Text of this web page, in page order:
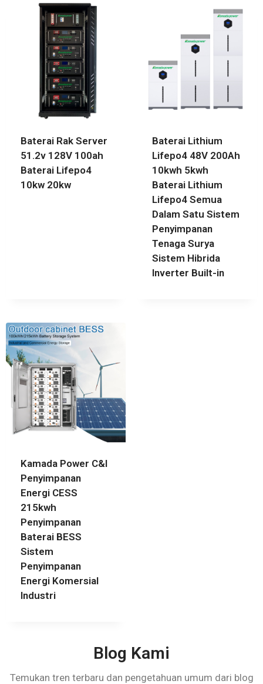
Baterai Rak Server
51.2v 128V 100ah
Baterai Lifepo4
10kw 20kw
Baterai Lithium
Lifepo4 48V 200Ah
10kwh 5kwh
Baterai Lithium
Lifepo4 Semua
Dalam Satu Sistem
Penyimpanan
Tenaga Surya
Sistem Hibrida
Inverter Built-in
Kamada Power C&I
Penyimpanan
Energi CESS
215kwh
Penyimpanan
Baterai BESS
Sistem
Penyimpanan
Energi Komersial
Industri
Blog Kami
Temukan tren terbaru dan pengetahuan umum dari blog